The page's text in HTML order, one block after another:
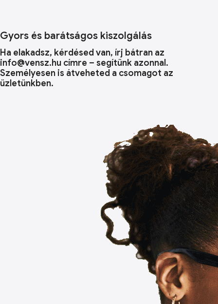
Gyors és barátságos kiszolgálás
Ha elakadsz, kérdésed van, írj bátran az
info@vensz.hu címre – segítünk azonnal.
Személyesen is átveheted a csomagot az
üzletünkben.